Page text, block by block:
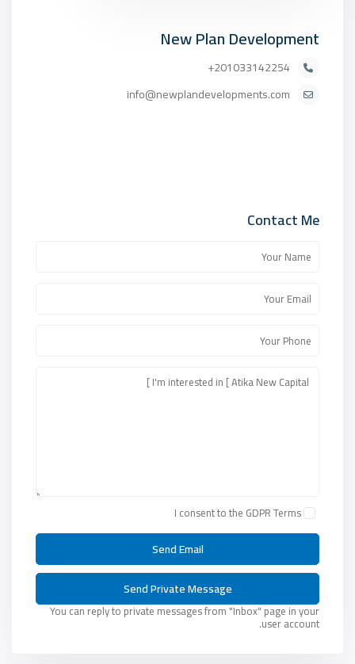
New Plan Development
201033142254+
info@newplandevelopments.com
Contact Me
I consent to the GDPR Terms
You can reply to private messages from "Inbox" page in your
user account.